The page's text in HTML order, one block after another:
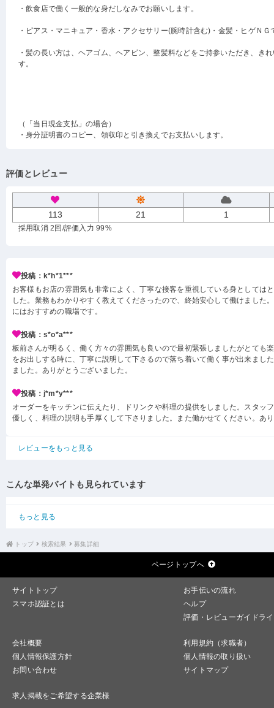
・飲食店で働く一般的な身だしなみでお願いします。
・ピアス・マニキュア・香水・アクセサリー(腕時計含む)・金髪・ヒゲＮＧ
・髪の長い方は、ヘアゴム、ヘアピン、整髪料などをご持参いただき、き
す。
（「当日現金支払」の場合）
・身分証明書のコピー、領収印と引き換えでお支払いします。
評価とレビュー
113 21 1
採用取消 2回 /評価入力 99%
投稿：k*h*1***
お客様もお店の雰囲気も非常によく、丁寧な接客を重視している身としては
した。業務もわかりやすく教えてくださったので、終始安心して働けました
にはおすすめの職場です。
投稿：s*o*a***
板前さんが明るく、働く方々の雰囲気も良いので最初緊張しましたがとても
をお出しする時に、丁寧に説明して下さるので落ち着いて働く事が出来まし
ました。ありがとうございました。
投稿：j*m*y***
オーダーをキッチンに伝えたり、ドリンクや料理の提供をしました。スタッ
優しく、料理の説明も手厚くして下さりました。また働かせてください。あ
レビューをもっと見る
こんな単発バイトも見られています
もっと見る
トップ 検索結果 募集詳細
ページトップへ
サイトトップ
お手伝いの流れ
スマホ認証とは
ヘルプ
評価・レビューガイドラ
会社概要
利用規約（求職者）
個人情報保護方針
個人情報の取り扱い
お問い合わせ
サイトマップ
求人掲載をご希望する企業様